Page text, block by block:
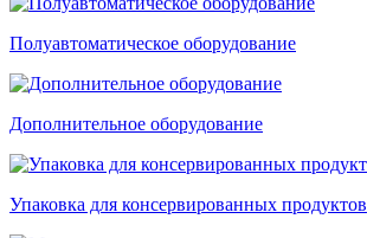
Полуавтоматическое оборудование
Дополнительное оборудование
Упаковка для консервированных продуктов